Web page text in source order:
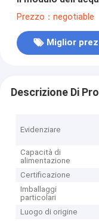
Prezzo：negotiable
Miglior
Descrizione Di
Evidenziare
Capacità di
alimentazione
Certificazione
Imballaggi
particolari
Luogo di origine